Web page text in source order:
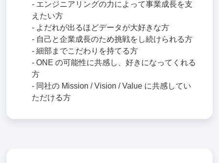
- エンジニアリングの力によって事業成長を支
えたい方
- よだれが出るほどデータが大好きな方
- 自己と企業成長のため挑戦をし続けられる方
- 細部までこだわりを持てる方
- ONE の可能性に共感し、好きになってくれる
方
- 同社の Mission / Vision / Value に共感してい
ただける方